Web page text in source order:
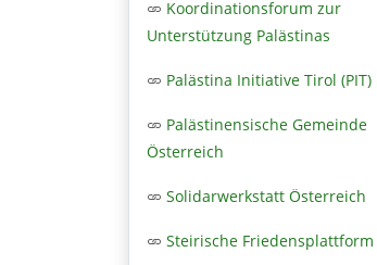
Koordinationsforum zur
Unterstützung Palästinas
Palästina Initiative Tirol (PIT)
Palästinensische Gemeinde
Österreich
Solidarwerkstatt Österreich
Steirische Friedensplattform